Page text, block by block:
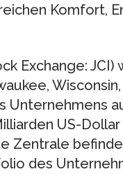
Komfort,
Exchange:
US-
Zentrale
des